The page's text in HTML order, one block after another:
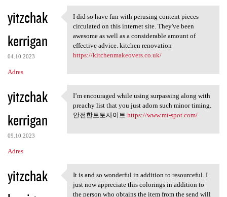
yitzchak
kerrigan
04.10.2023
Adres
I did so have fun with
I did so have fun with perusing content pieces
circulated on this internet site. They've been
awesome as well as a considerable amount of
effective advice. kitchen renovation
https://kitchenmakeovers.co.uk/
yitzchak
kerrigan
09.10.2023
Adres
I’m encouraged while using
I’m encouraged while using surpassing along with
preachy list that you just adorn such minor timing.
안전한토토사이트 https://www.mt-spot.com/
yitzchak
It is and so wonderful in
It is and so wonderful in addition to resourceful. I
just now appreciate this colorings in addition to
the person who obtains the item from the send will